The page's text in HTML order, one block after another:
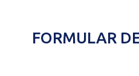
FORMULAR